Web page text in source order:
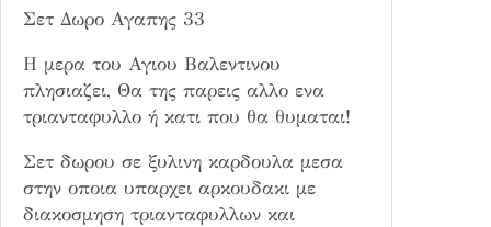
Σετ Δωρο Αγαπης 33
Η μερα του Αγιου Βαλεντινου
πλησιαζει, Θα της παρεις αλλο ενα
τριανταφυλλο ή κατι που θα θυμαται!
Σετ δωρου σε ξυλινη καρδουλα μεσα
στην οποια υπαρχει αρκουδακι με
διακοσμηση τριανταφυλλων και